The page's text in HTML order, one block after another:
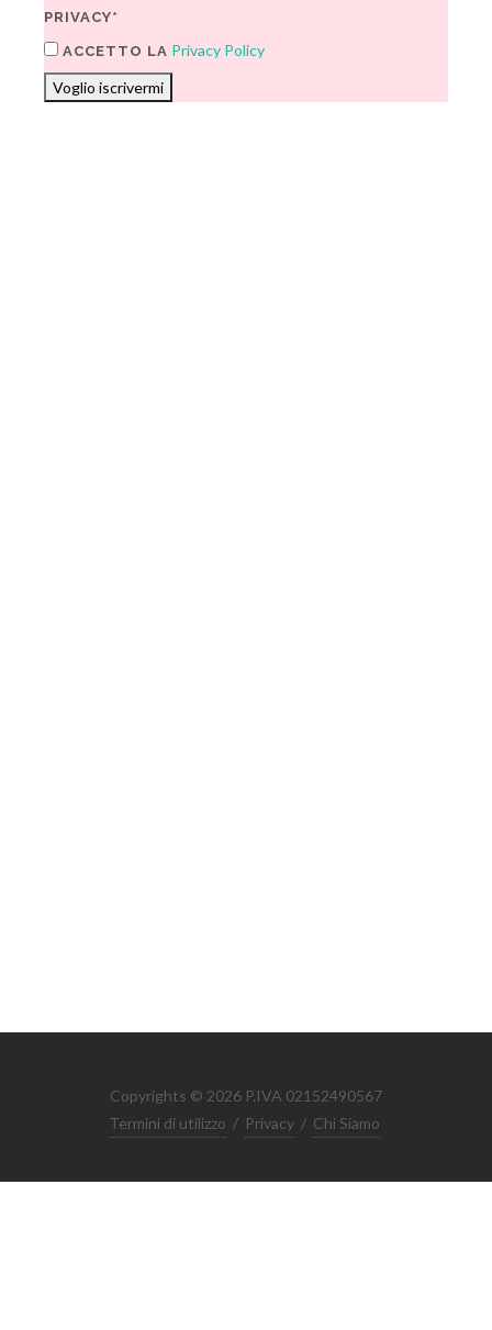
PRIVACY*
ACCETTO LA Privacy Policy
Voglio iscrivermi
Copyrights © 2026 P.IVA 02152490567
Termini di utilizzo / Privacy / Chi Siamo